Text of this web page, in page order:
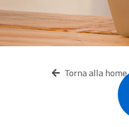
Torna alla home